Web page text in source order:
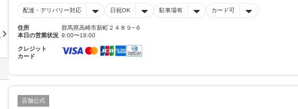
配達・デリバリー対応 日祝OK 駐車場有 カード可
住所
群馬県高崎市新町２４８９−６
本日の営業状況 9:00〜18:00
クレジット
カード
店舗公式